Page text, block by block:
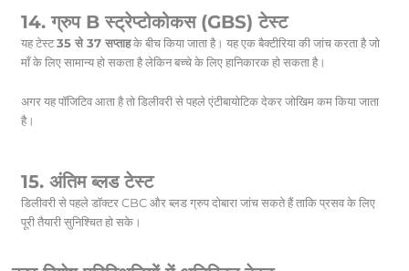
14. ग्रुप B स्ट्रेप्टोकोकस (GBS) टेस्ट
यह टेस्ट35 से 37 सप्ताहके बीच किया जाता है। यह एक बैक्टीरिया की जांच करता है जो
माँ के लिए सामान्य हो सकता है लेकिन बच्चे के लिए हानिकारक हो सकता है।
अगर यह पॉजिटिव आता है तो डिलीवरी से पहले एंटीबायोटिक देकर जोखिम कम किया जाता
है।
15. अंतिम ब्लड टेस्ट
डिलीवरी से पहले डॉक्टर CBC और ब्लड ग्रुप दोबारा जांच सकते हैं ताकि प्रसव के लिए
पूरी तैयारी सुनिश्चित हो सके।